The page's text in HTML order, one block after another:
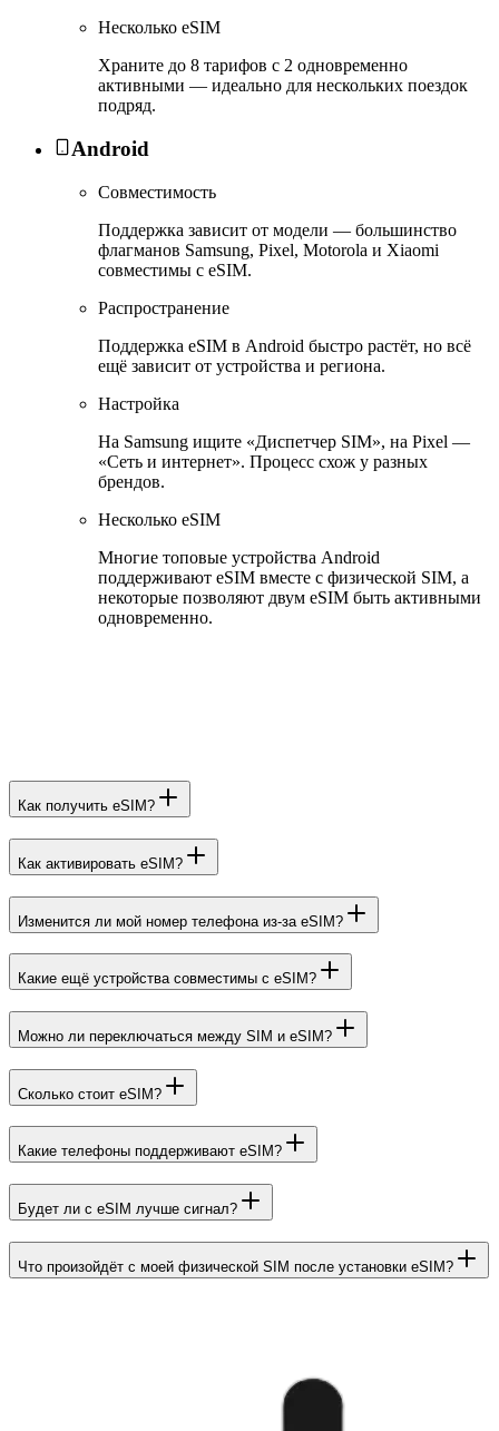
Несколько eSIM
Храните до 8 тарифов с 2 одновременно
активными — идеально для нескольких поездок
подряд.
Android
Совместимость
Поддержка зависит от модели — большинство
флагманов Samsung, Pixel, Motorola и Xiaomi
совместимы с eSIM.
Распространение
Поддержка eSIM в Android быстро растёт, но всё
ещё зависит от устройства и региона.
Настройка
На Samsung ищите «Диспетчер SIM», на Pixel —
«Сеть и интернет». Процесс схож у разных
брендов.
Несколько eSIM
Многие топовые устройства Android
поддерживают eSIM вместе с физической SIM, а
некоторые позволяют двум eSIM быть активными
одновременно.
Как получить eSIM?
Как активировать eSIM?
Изменится ли мой номер телефона из-за eSIM?
Какие ещё устройства совместимы с eSIM?
Можно ли переключаться между SIM и eSIM?
Сколько стоит eSIM?
Какие телефоны поддерживают eSIM?
Будет ли с eSIM лучше сигнал?
Что произойдёт с моей физической SIM после установки eSIM?